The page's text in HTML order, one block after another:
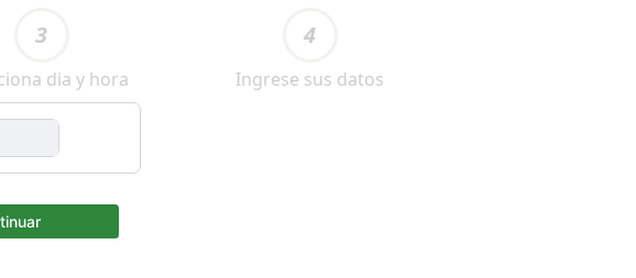
3
dia y hora
4
Ingrese sus datos